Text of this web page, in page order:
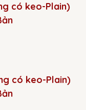
có keo-Plain)
có keo-Plain)